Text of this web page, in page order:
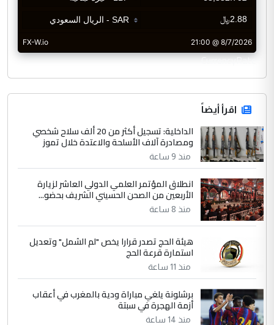
CurrencyRate
اقرأ أيضاً
الداخلية: تسجيل أكثر من 20 ألف سلاح شخصي
ومصادرة آلاف الأسلحة والاعتدة خلال تموز
منذ 9 ساعة
انطلاق المؤتمر العلمي الدولي العاشر لزيارة
الأربعين من الصحن الحسيني الشريف بحضو...
منذ 8 ساعة
هيئة الحج تصدر قرارا يخص "لم الشمل" وتعديل
استمارة قرعة الحج
منذ 11 ساعة
برشلونة يلغي مباراة ودية بالمغرب في أعقاب
أزمة الهجرة في سبتة
منذ 14 ساعة